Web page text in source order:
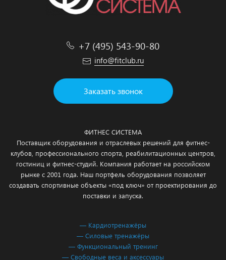
+7 (495) 543-90-80
info@fitclub.ru
Заказать звонок
ФИТНЕС СИСТЕМА
Поставщик оборудования и отраслевых решений для фитнес-
клубов, профессионального спорта, реабилитационных центров,
гостиниц и фитнес-студий. Компания работает на российском
рынке с 2001 года. Наш портфель оборудования позволяет
создавать спортивные объекты «под ключ» от проектирования до
поставки и запуска.
— Кардиотренажёры
— Силовые тренажёры
— Функциональный тренинг
— Свободные веса и аксессуары